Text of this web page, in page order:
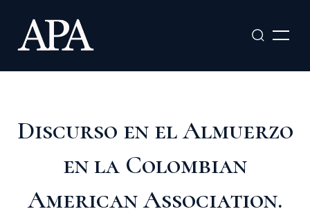
contenido
Discurso en el Almuerzo
en la Colombian
American Association.